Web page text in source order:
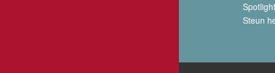
Spotlight
Steun